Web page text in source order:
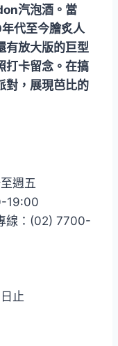
汽泡酒。當
代至今膾炙人
有放大版的巨型
打卡留念。在搞
對，展現芭比的
週五
19:00
線：(02) 7700-
止